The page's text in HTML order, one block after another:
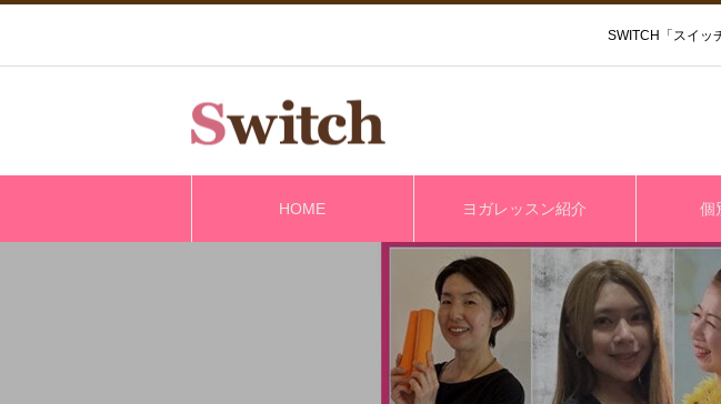
SWITCH「スイ
HOME ヨガレッスン紹介 個